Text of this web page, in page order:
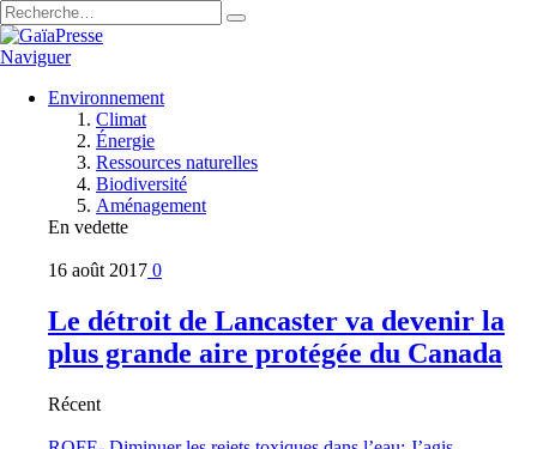
Naviguer
Environnement
Climat
Énergie
Ressources naturelles
Biodiversité
Aménagement
En vedette
16 août 2017 0
Le détroit de Lancaster va devenir la
plus grande aire protégée du Canada
Récent